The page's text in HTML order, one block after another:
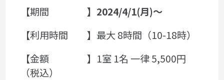
【期間】2024/4/1(月)～
【利用時間 】最大 8時間（10-18時）
【金額 】1室 1名 一律 5,500円
（税込）